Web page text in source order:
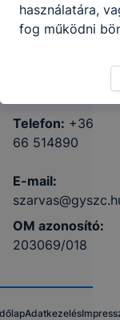
5540 Szarvas,
Vajda Péter
Telefon: +36
66 514890
E-mail:
OM azonosító:
203069/018
Adatkezelés
használatára,
fog működni